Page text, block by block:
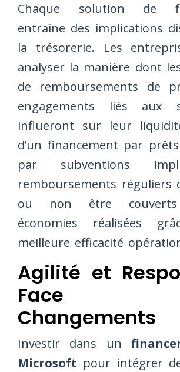
Chaque solution de
entraîne des implications
la trésorerie. Les
analyser la manière dont
de remboursements de
engagements liés aux
influeront sur leur
d’un financement par
par subventions
remboursements réguliers
ou non être
économies réalisées
meilleure efficacité
Agilité et
Face
Changements
Investir dans un
Microsoft pour intégrer